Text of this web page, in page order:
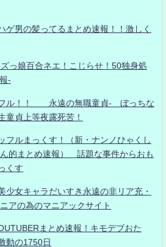
ゲ男の髪ってるまとめ速報！！激しく
っ娘百合ネエ！こじらせ！50独身処
-
フル！！ 永遠の無職童貞- ぼっちな
童貞上等夜露死苦！
フルまっくす！（新・ナンノひゃくし
的まとめ速報） 話題な事件からおも
くす
少女キャラだいすき永遠の非リア充・
アの為のマニアックサイト
まとめ速報！キモデブおた
動の1750日